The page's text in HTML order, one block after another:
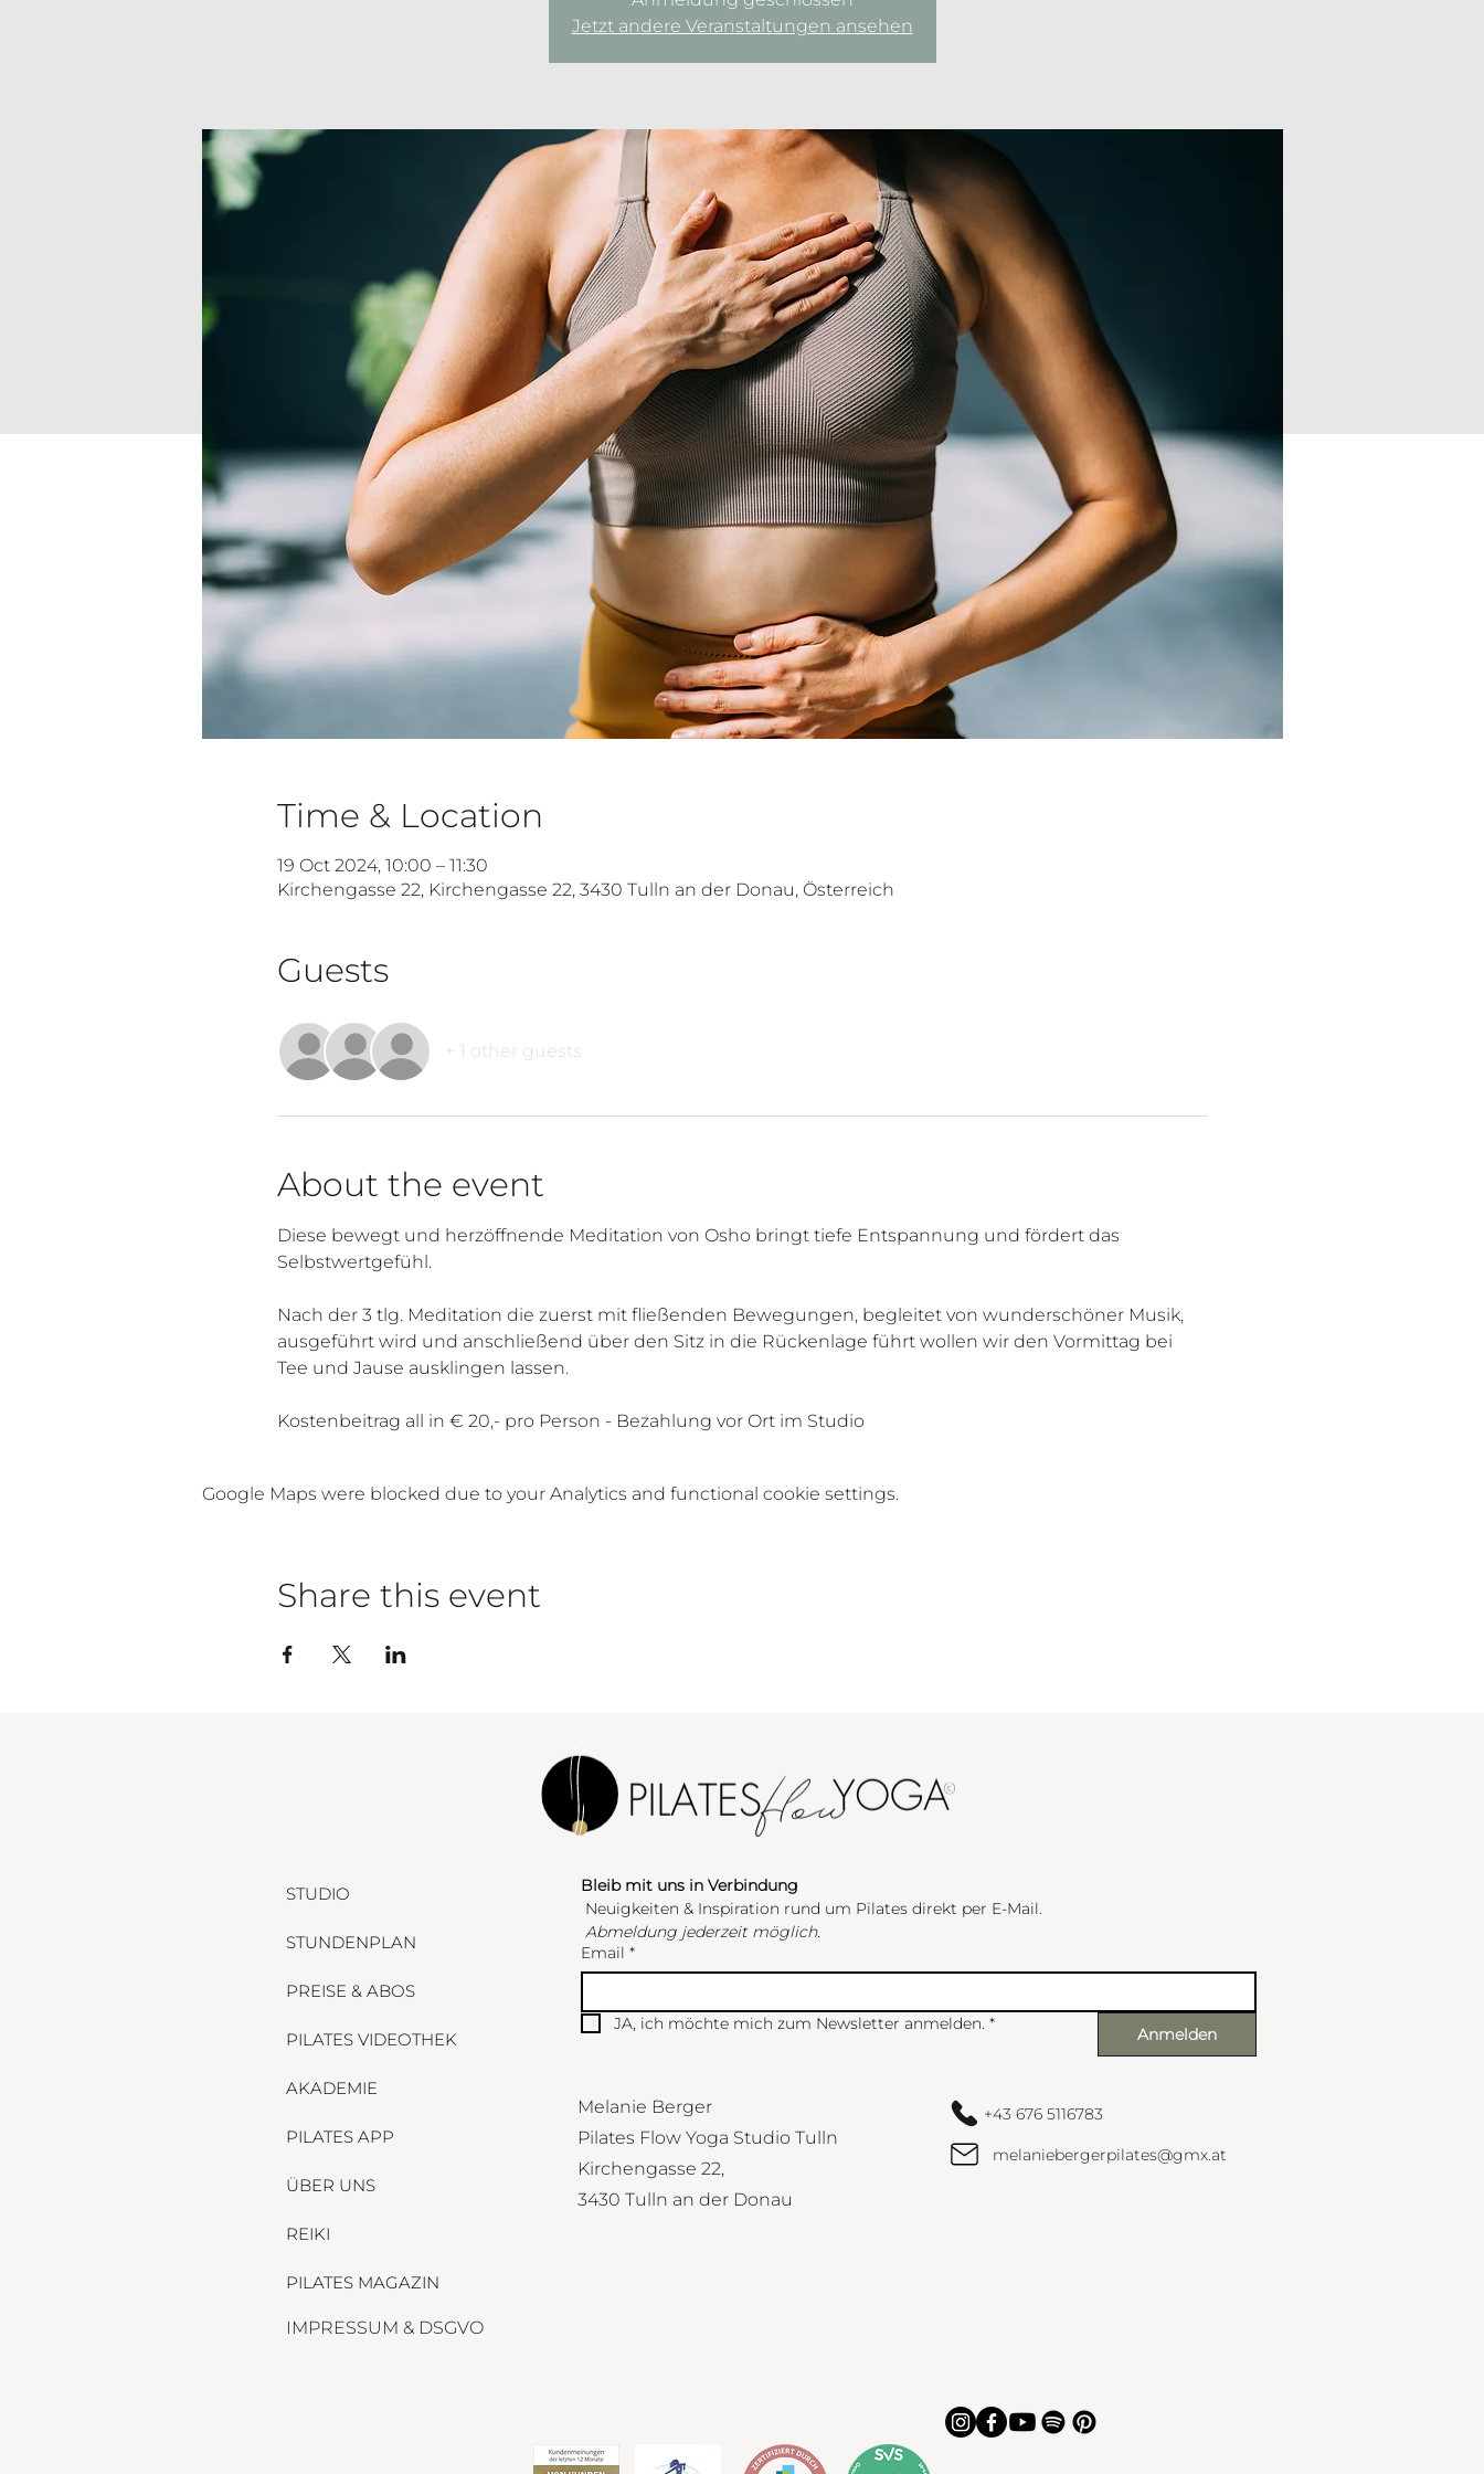
Jetzt andere Veranstaltungen ansehen
Time & Location
19 Oct 2024, 10:00 – 11:30
Kirchengasse 22, Kirchengasse 22, 3430 Tulln an der Donau, Österreich
Guests
+ 1 other guests
About the event
Diese bewegt und herzöffnende Meditation von Osho bringt tiefe Entspannung und fördert das
Selbstwertgefühl.
Nach der 3 tlg. Meditation die zuerst mit fließenden Bewegungen, begleitet von wunderschöner Musik,
ausgeführt wird und anschließend über den Sitz in die Rückenlage führt wollen wir den Vormittag bei
Tee und Jause ausklingen lassen.
Kostenbeitrag all in € 20,- pro Person - Bezahlung vor Ort im Studio
Google Maps were blocked due to your Analytics and functional cookie settings.
Share this event
STUDIO
STUNDENPLAN
PREISE & ABOS
PILATES VIDEOTHEK
AKADEMIE
PILATES APP
ÜBER UNS
REIKI
PILATES MAGAZIN
Bleib mit uns in Verbindung
Neuigkeiten & Inspiration rund um Pilates direkt per E-Mail.
Abmeldung jederzeit möglich.
Email *
JA, ich möchte mich zum Newsletter anmelden. *
Anmelden
Melanie Berger
Pilates Flow Yoga Studio Tulln
Kirchengasse 22,
3430 Tulln an der Donau
+43 676 5116783
melaniebergerpilates@gmx.at
IMPRESSUM & DSGVO